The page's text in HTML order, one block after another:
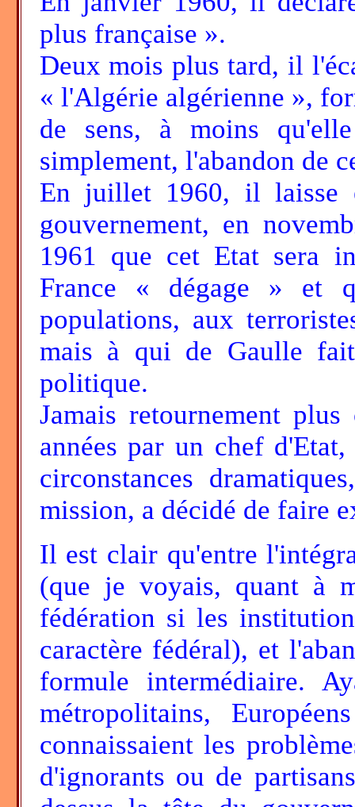
plus française ».
Deux mois plus tard, il
« l'Algérie algérienne »,
de sens, à moins
simplement, l'abandon de
En juillet 1960, il laisse
gouvernement, en
1961 que cet Etat sera
France « dégage » et
populations, aux
mais à qui de Gaulle
politique.
Jamais retournement
années par un chef
circonstances
mission, a décidé de faire
Il est clair qu'entre
(que je voyais, quant à
fédération si les
caractère fédéral), et
formule intermédiaire.
métropolitains,
connaissaient les
d'ignorants ou de